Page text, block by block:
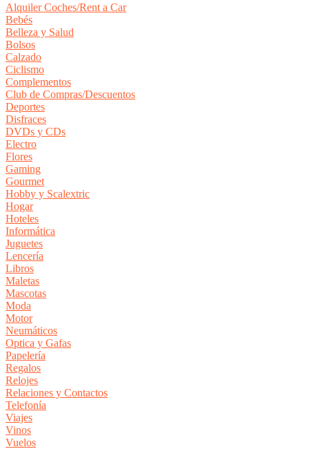
Alquiler Coches/Rent a Car
Bebés
Belleza y Salud
Bolsos
Calzado
Ciclismo
Complementos
Club de Compras/Descuentos
Deportes
Disfraces
DVDs y CDs
Electro
Flores
Gaming
Gourmet
Hobby y Scalextric
Hogar
Hoteles
Informática
Juguetes
Lencería
Libros
Maletas
Mascotas
Moda
Motor
Neumáticos
Optica y Gafas
Papelería
Regalos
Relojes
Relaciones y Contactos
Telefonía
Viajes
Vinos
Vuelos